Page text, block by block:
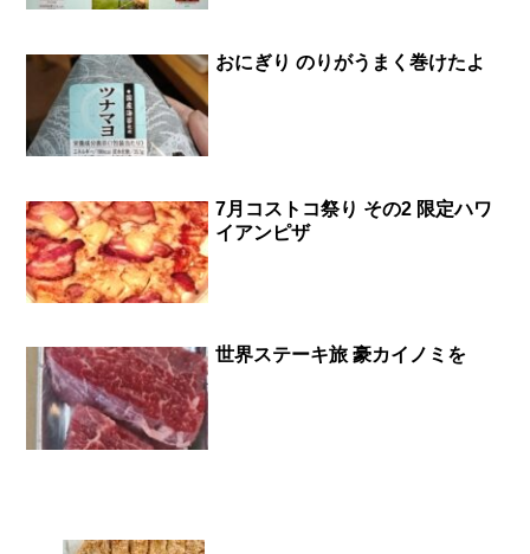
おにぎり のりがうまく巻けたよ
7月コストコ祭り その2 限定ハワ
イアンピザ
世界ステーキ旅 豪カイノミを